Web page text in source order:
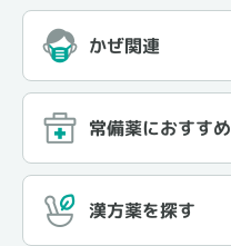
かぜ関連
常備薬におすすめ
漢方薬を探す